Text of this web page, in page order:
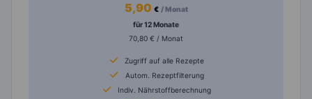
5,90 € / Monat
für 12 Monate
70,80 € / Monat
Zugriff auf alle Rezepte
Autom. Rezeptfilterung
Indiv. Nährstoffberechnung